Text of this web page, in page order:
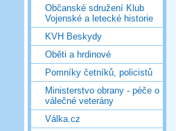
Občanské sdružení Klub
Vojenské a letecké historie
KVH Beskydy
Oběti a hrdinové
Pomníky četníků, policistů
Ministerstvo obrany - péče o
válečné veterány
Válka.cz